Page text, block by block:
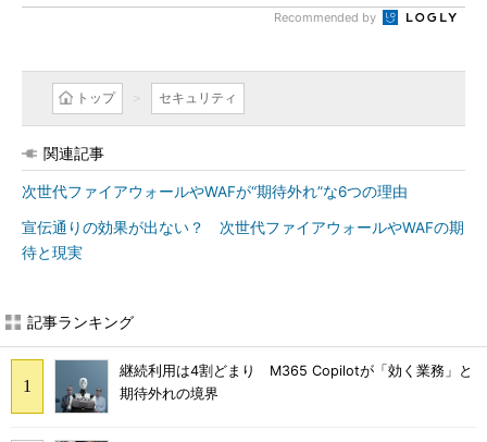
Recommended by
トップ セキュリティ
関連記事
次世代ファイアウォールやWAFが“期待外れ”な6つの理由
宣伝通りの効果が出ない？ 次世代ファイアウォールやWAFの期
待と現実
記事ランキング
継続利用は4割どまり M365 Copilotが「効く業務」と
期待外れの境界